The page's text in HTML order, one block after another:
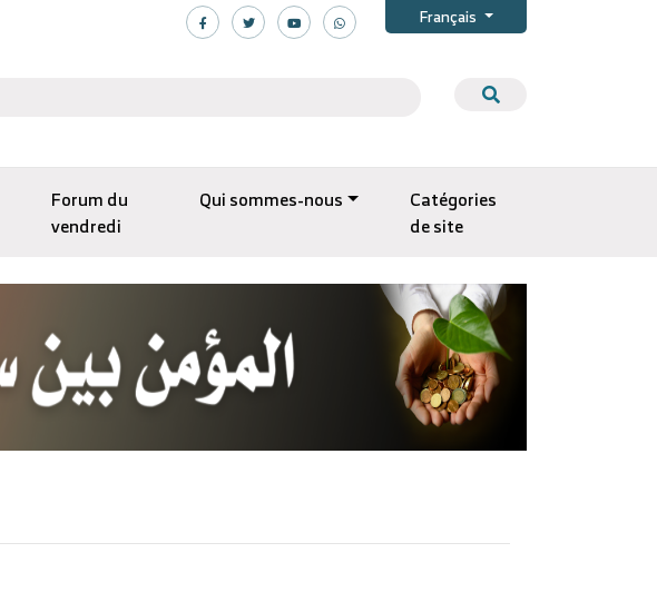
Français
Forum du
vendredi
Qui sommes-nous
Catégories
de site